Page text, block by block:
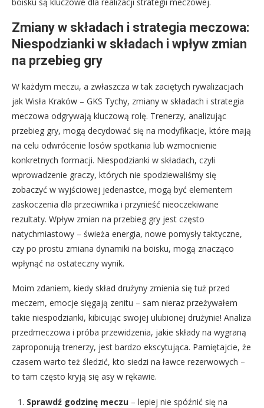
Zmiany w składach i strategia meczowa:
Niespodzianki w składach i wpływ zmian
na przebieg gry
W każdym meczu, a zwłaszcza w tak zaciętych rywalizacjach
jak Wisła Kraków – GKS Tychy, zmiany w składach i strategia
meczowa odgrywają kluczową rolę. Trenerzy, analizując
przebieg gry, mogą decydować się na modyfikacje, które mają
na celu odwrócenie losów spotkania lub wzmocnienie
konkretnych formacji. Niespodzianki w składach, czyli
wprowadzenie graczy, których nie spodziewaliśmy się
zobaczyć w wyjściowej jedenastce, mogą być elementem
zaskoczenia dla przeciwnika i przynieść nieoczekiwane
rezultaty. Wpływ zmian na przebieg gry jest często
natychmiastowy – świeża energia, nowe pomysły taktyczne,
czy po prostu zmiana dynamiki na boisku, mogą znacząco
wpłynąć na ostateczny wynik.
Moim zdaniem, kiedy skład drużyny zmienia się tuż przed
meczem, emocje sięgają zenitu – sam nieraz przeżywałem
takie niespodzianki, kibicując swojej ulubionej drużynie! Analiza
przedmeczowa i próba przewidzenia, jakie składy na wygraną
zaproponują trenerzy, jest bardzo ekscytująca. Pamiętajcie, że
czasem warto też śledzić, kto siedzi na ławce rezerwowych –
to tam często kryją się asy w rękawie.
Sprawdź godzinę meczu – lepiej nie spóźnić się na